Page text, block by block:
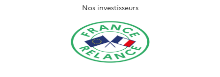
Nos investisseurs